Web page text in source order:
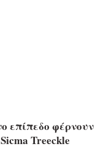
επίπεδο φέρνουν
Treeckle